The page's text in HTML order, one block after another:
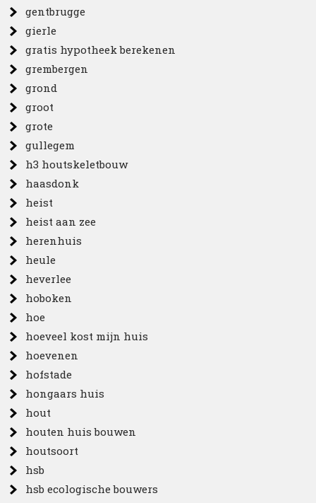
gentbrugge
gierle
gratis hypotheek berekenen
grembergen
grond
groot
grote
gullegem
h3 houtskeletbouw
haasdonk
heist
heist aan zee
herenhuis
heule
heverlee
hoboken
hoe
hoeveel kost mijn huis
hoevenen
hofstade
hongaars huis
hout
houten huis bouwen
houtsoort
hsb
hsb ecologische bouwers